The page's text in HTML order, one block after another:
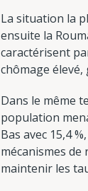
La situation la
ensuite la
caractérisent
chômage
Dans le même
population
Bas avec 15,4
mécanismes
maintenir les